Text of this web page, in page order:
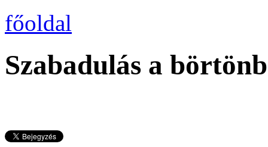
főoldal
Szabadulás a